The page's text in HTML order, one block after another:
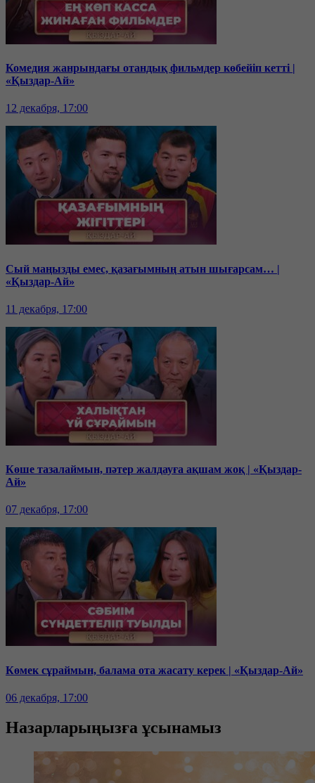
Комедия жанрындағы отандық фильмдер көбейіп кетті |
«Қыздар-Ай»
12 декабря, 17:00
Сый маңызды емес, қазағымның атын шығарсам… |
«Қыздар-Ай»
11 декабря, 17:00
Көше тазалаймын, пәтер жалдауға ақшам жоқ | «Қыздар-
Ай»
07 декабря, 17:00
Көмек сұраймын, балама ота жасату керек | «Қыздар-Ай»
06 декабря, 17:00
Назарларыңызға ұсынамыз